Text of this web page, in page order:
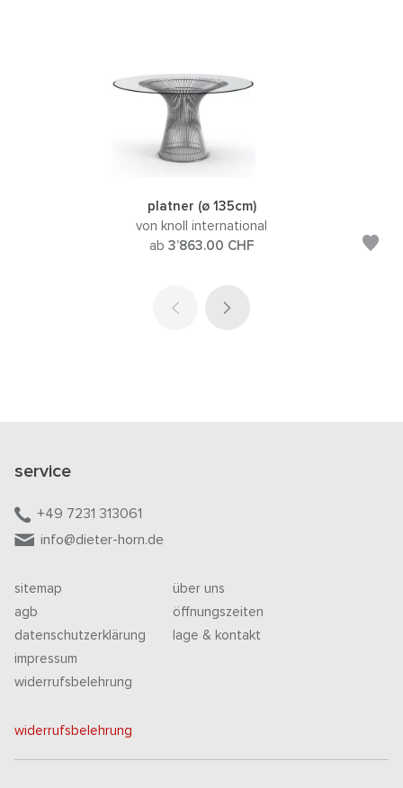
platner (ø 135cm)
von knoll international
ab 3’863.00 CHF
service
+49 7231 313061
info@dieter-horn.de
sitemap
agb
datenschutzerklärung
impressum
widerrufsbelehrung
über uns
öffnungszeiten
lage & kontakt
widerrufsbelehrung